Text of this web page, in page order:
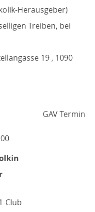
Herausgeber)
Treiben, bei
19 , 1090
GAV Termin
Club